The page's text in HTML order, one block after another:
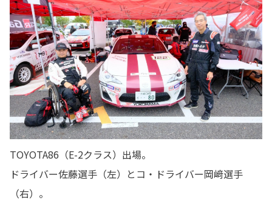
TOYOTA86（E-2クラス）出場。
ドライバー佐藤選手（左）とコ・ドライバー岡﨑選手
（右）。